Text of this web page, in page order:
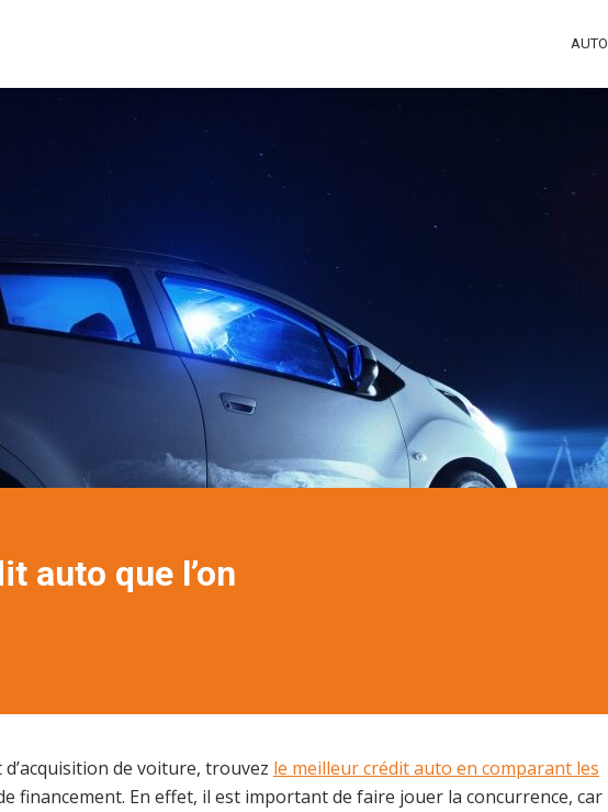
AUTO
auto que l’on
de voiture, trouvez le meilleur crédit auto en comparant les
financement. En effet, il est important de faire jouer la concurrence, car